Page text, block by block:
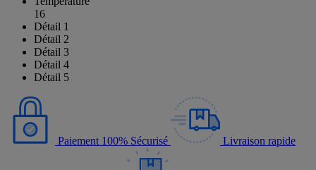
16
Détail 1
Détail 2
Détail 3
Détail 4
Détail 5
Paiement 100% Sécurisé Livraison rapide